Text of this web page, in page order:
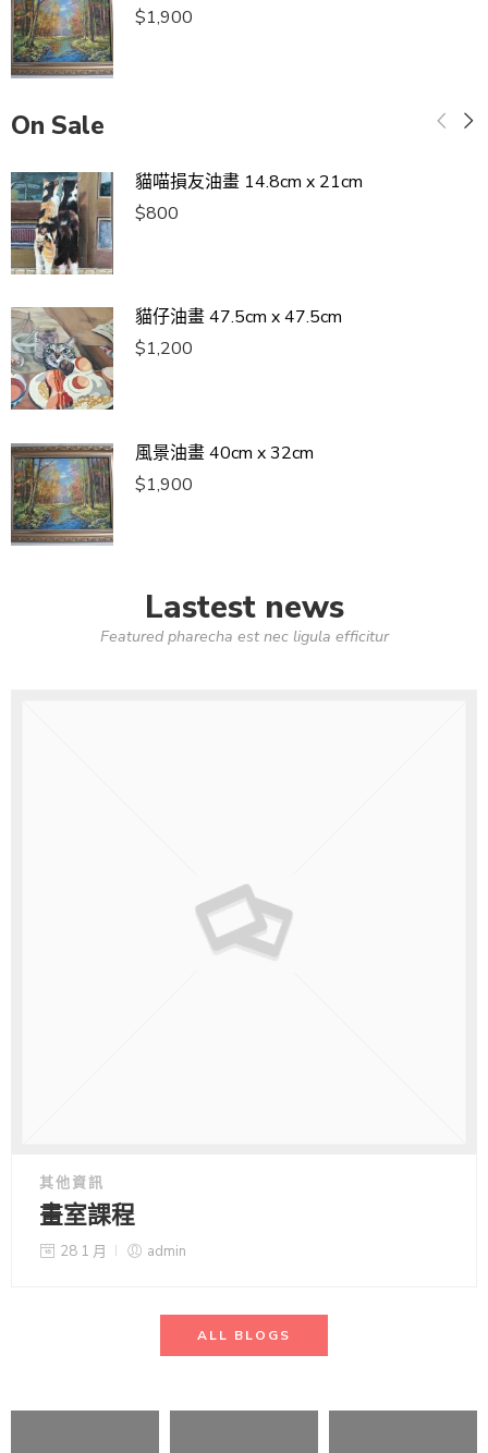
$1,900
On Sale
貓喵損友油畫 14.8cm x 21cm
$800
貓仔油畫 47.5cm x 47.5cm
$1,200
風景油畫 40cm x 32cm
$1,900
Lastest news
Featured pharecha est nec ligula efficitur
其他資訊
畫室課程
28 1 月 admin
ALL BLOGS